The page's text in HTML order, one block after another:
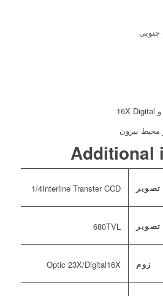
محیط بیرون
Additional
1/4Interline Transter CCD
680TVL
زوم Optic 23X/Digital16X